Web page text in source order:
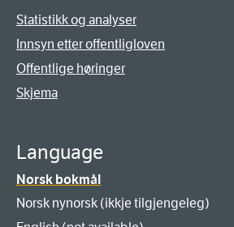
Statistikk og analyser
Innsyn etter offentligloven
Offentlige høringer
Skjema
Language
Norsk bokmål
Norsk nynorsk (ikkje tilgjengeleg)